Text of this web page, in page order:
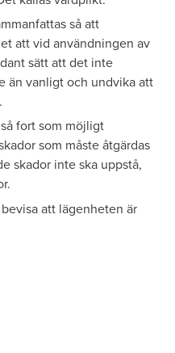
så att
att vid användningen av
sätt att det inte
än vanligt och undvika att
fort som möjligt
som måste åtgärdas
skador inte ska uppstå,
att lägenheten är